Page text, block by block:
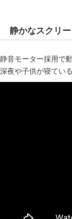
静かなスクリ
静音モーター採用で
深夜や子供が寝てい